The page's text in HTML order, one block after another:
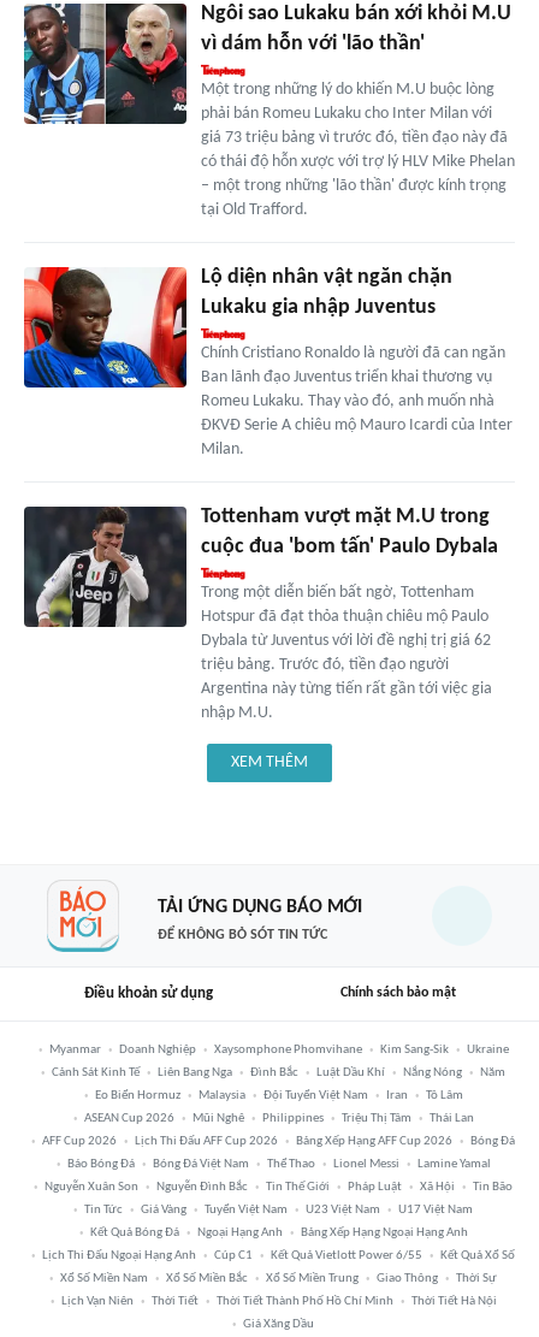
Ngôi sao Lukaku bán xới khỏi M.U
vì dám hỗn với 'lão thần'
Một trong những lý do khiến M.U buộc lòng
phải bán Romeu Lukaku cho Inter Milan với
giá 73 triệu bảng vì trước đó, tiền đạo này đã
có thái độ hỗn xược với trợ lý HLV Mike Phelan
– một trong những 'lão thần' được kính trọng
tại Old Trafford.
Lộ diện nhân vật ngăn chặn
Lukaku gia nhập Juventus
Chính Cristiano Ronaldo là người đã can ngăn
Ban lãnh đạo Juventus triển khai thương vụ
Romeu Lukaku. Thay vào đó, anh muốn nhà
ĐKVĐ Serie A chiêu mộ Mauro Icardi của Inter
Milan.
Tottenham vượt mặt M.U trong
cuộc đua 'bom tấn' Paulo Dybala
Trong một diễn biến bất ngờ, Tottenham
Hotspur đã đạt thỏa thuận chiêu mộ Paulo
Dybala từ Juventus với lời đề nghị trị giá 62
triệu bảng. Trước đó, tiền đạo người
Argentina này từng tiến rất gần tới việc gia
nhập M.U.
XEM THÊM
TẢI ỨNG DỤNG BÁO MỚI
ĐỂ KHÔNG BỎ SÓT TIN TỨC
Điều khoản sử dụng Chính sách bảo mật
Myanmar Doanh Nghiệp Xaysomphone Phomvihane Kim Sang-Sik
Ukraine
Cảnh Sát Kinh Tế
Liên Bang Nga Đình Bắc Luật Dầu Khí Nắng Nóng
Năm
Eo Biển Hormuz
Malaysia Đội Tuyển Việt Nam Iran
Tô Lâm
ASEAN Cup 2026
Mũi Nghê Philippines Triệu Thị Tâm
Thái Lan
AFF Cup 2026
Lịch Thi Đấu AFF Cup 2026 Bảng Xếp Hạng AFF Cup 2026
Bóng Đá
Báo Bóng Đá
Bóng Đá Việt Nam Thể Thao Lionel Messi
Lamine Yamal
Nguyễn Xuân Son
Nguyễn Đình Bắc Tin Thế Giới Pháp Luật Xã Hội
Tin Bão
Tin Tức
Giá Vàng Tuyển Việt Nam U23 Việt Nam
U17 Việt Nam
Kết Quả Bóng Đá
Ngoại Hạng Anh
Bảng Xếp Hạng Ngoại Hạng Anh
Lịch Thi Đấu Ngoại Hạng Anh
Cúp C1 Kết Quả Vietlott Power 6/55
Kết Quả Xổ Số
Xổ Số Miền Nam
Xổ Số Miền Bắc Xổ Số Miền Trung Giao Thông
Thời Sự
Lịch Vạn Niên
Thời Tiết Thời Tiết Thành Phố Hồ Chí Minh
Thời Tiết Hà Nội
Giá Xăng Dầu